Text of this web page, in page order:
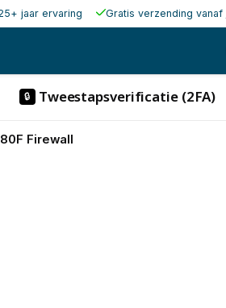
jaar ervaring Gratis verzending vanaf
🔒 Tweestapsverificatie (2FA)
Firewall